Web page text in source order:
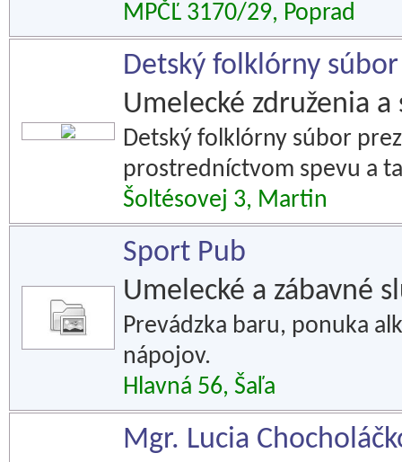
MPČĽ 3170/29, Poprad
Detský folklórny
Umelecké združenia a
Detský folklórny súbor
prostredníctvom spevu a
Šoltésovej 3, Martin
Sport Pub
Umelecké a zábavné
Prevádzka baru, ponuka
nápojov.
Hlavná 56, Šaľa
Mgr. Lucia